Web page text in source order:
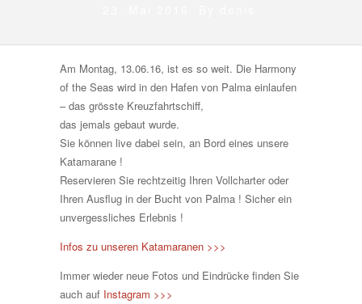
Am Montag, 13.06.16, ist es so weit. Die Harmony
of the Seas wird in den Hafen von Palma einlaufen
– das grösste Kreuzfahrtschiff,
das jemals gebaut wurde.
Sie können live dabei sein, an Bord eines unsere
Katamarane !
Reservieren Sie rechtzeitig Ihren Vollcharter oder
Ihren Ausflug in der Bucht von Palma ! Sicher ein
unvergessliches Erlebnis !
Infos zu unseren Katamaranen >>>
Immer wieder neue Fotos und Eindrücke finden Sie
auch auf Instagram >>>